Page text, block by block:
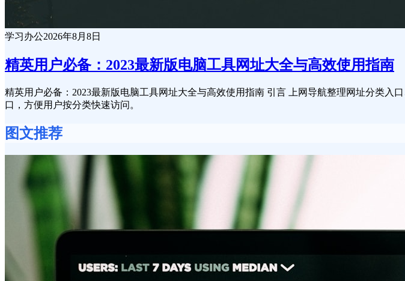
学习办公2026年8月8日
精英用户必备：2023最新版电脑工具网址大全与高效使用指南
精英用户必备：2023最新版电脑工具网址大全与高效使用指南 引言 上网导航整理网址分类
口，方便用户按分类快速访问。
图文推荐